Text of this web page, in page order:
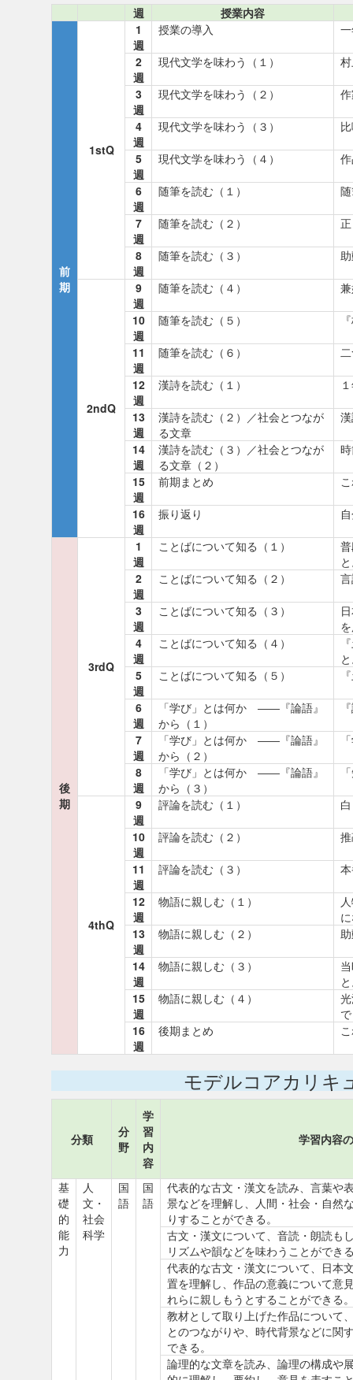
週 授業内容
前
期
1stQ
1
週
授業の導入
2
週
現代文学を味わう（１）
3
週
現代文学を味わう（２）
4
週
現代文学を味わう（３）
5
週
現代文学を味わう（４）
6
週
随筆を読む（１）
7
週
随筆を読む（２）
8
週
随筆を読む（３）
2ndQ
9
週
随筆を読む（４）
10
週
随筆を読む（５）
11
週
随筆を読む（６）
12
週
漢詩を読む（１）
13
週
漢詩を読む（２）／社会とつなが
る文章
14
週
漢詩を読む（３）／社会とつなが
る文章（２）
15
週
前期まとめ
16
週
振り返り
後
期
3rdQ
1
週
ことばについて知る（１）
2
週
ことばについて知る（２）
3
週
ことばについて知る（３）
4
週
ことばについて知る（４）
5
週
ことばについて知る（５）
6
週
「学び」とは何か ――『論語』
から（１）
7
週
「学び」とは何か ――『論語』
から（２）
8
週
「学び」とは何か ――『論語』
から（３）
4thQ
9
週
評論を読む（１）
10
週
評論を読む（２）
11
週
評論を読む（３）
12
週
物語に親しむ（１）
13
週
物語に親しむ（２）
14
週
物語に親しむ（３）
15
週
物語に親しむ（４）
16
週
後期まとめ
モデルコアカリキ
分類
分
野
学
習
内
容
学習内容
基
礎
的
能
力
人
文・
社会
科学
国
語
国
語
代表的な古文・漢文を読み、言葉や
景などを理解し、人間・社会・自然
りすることができる。
古文・漢文について、音読・朗読も
リズムや韻などを味わうことができ
代表的な古文・漢文について、日本
置を理解し、作品の意義について意
れらに親しもうとすることができる
教材として取り上げた作品について
とのつながりや、時代背景などに関
できる。
論理的な文章を読み、論理の構成や